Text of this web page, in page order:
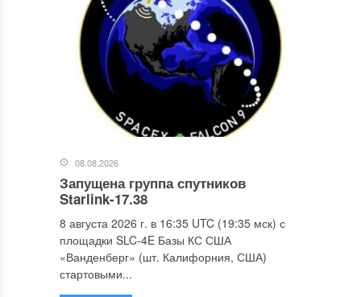
08.08.2026
Запущена группа спутников
Starlink-17.38
8 августа 2026 г. в 16:35 UTC (19:35 мск) с
площадки SLC-4E Базы КС США
«Ванденберг» (шт. Калифорния, США)
стартовыми...